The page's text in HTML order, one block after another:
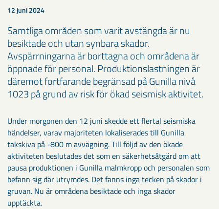
12 juni 2024
Samtliga områden som varit avstängda är nu
besiktade och utan synbara skador.
Avspärrningarna är borttagna och områdena är
öppnade för personal. Produktionslastningen är
däremot fortfarande begränsad på Gunilla nivå
1023 på grund av risk för ökad seismisk aktivitet.
Under morgonen den 12 juni skedde ett flertal seismiska
händelser, varav majoriteten lokaliserades till Gunilla
takskiva på -800 m avvägning. Till följd av den ökade
aktiviteten beslutades det som en säkerhetsåtgärd om att
pausa produktionen i Gunilla malmkropp och personalen som
befann sig där utrymdes. Det fanns inga tecken på skador i
gruvan. Nu är områdena besiktade och inga skador
upptäckta.